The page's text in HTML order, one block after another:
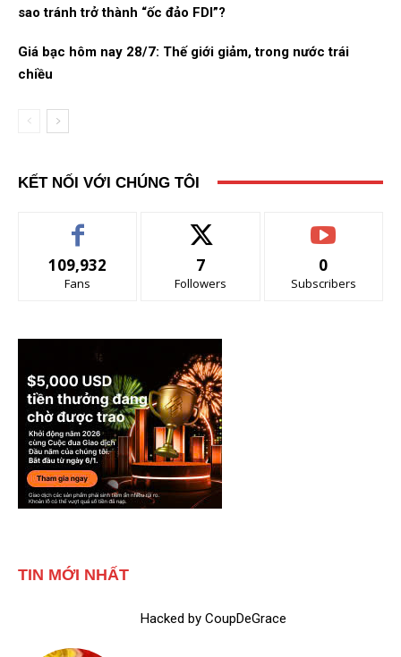
sao tránh trở thành “ốc đảo FDI”?
Giá bạc hôm nay 28/7: Thế giới giảm, trong nước trái
chiều
KẾT NỐI VỚI CHÚNG TÔI
109,932
Fans
7
Followers
0
Subscribers
TIN MỚI NHẤT
Hacked by CoupDeGrace